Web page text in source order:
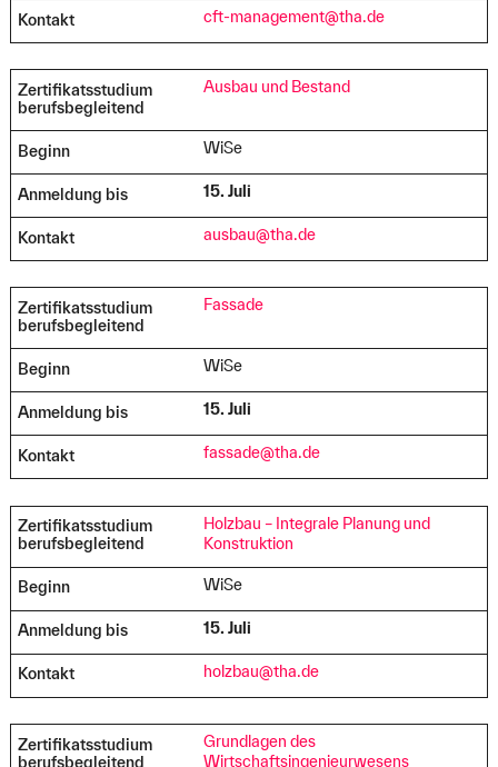
Kontakt cft-management@tha.de
Zertifikatsstudium
berufsbegleitend
Ausbau und Bestand
Beginn WiSe
Anmeldung bis 15. Juli
Kontakt ausbau@tha.de
Zertifikatsstudium
berufsbegleitend
Fassade
Beginn WiSe
Anmeldung bis 15. Juli
Kontakt fassade@tha.de
Zertifikatsstudium
berufsbegleitend
Holzbau – Integrale Planung und
Konstruktion
Beginn WiSe
Anmeldung bis 15. Juli
Kontakt holzbau@tha.de
Zertifikatsstudium
berufsbegleitend
Grundlagen des
Wirtschaftsingenieurwesens